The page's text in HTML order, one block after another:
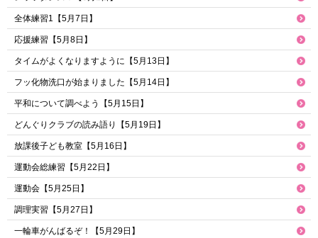
全体練習1【5月7日】
応援練習【5月8日】
タイムがよくなりますように【5月13日】
フッ化物洗口が始まりました【5月14日】
平和について調べよう【5月15日】
どんぐりクラブの読み語り【5月19日】
放課後子ども教室【5月16日】
運動会総練習【5月22日】
運動会【5月25日】
調理実習【5月27日】
一輪車がんばるぞ！【5月29日】